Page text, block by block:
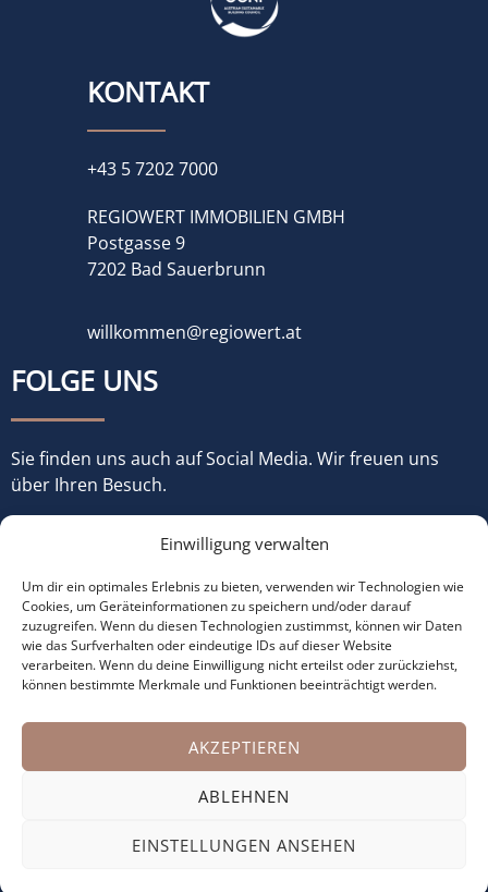
Einwilligung verwalten
Um dir ein optimales Erlebnis zu bieten, verwenden wir Technologien wie
Cookies, um Geräteinformationen zu speichern und/oder darauf
zuzugreifen. Wenn du diesen Technologien zustimmst, können wir Daten
wie das Surfverhalten oder eindeutige IDs auf dieser Website
verarbeiten. Wenn du deine Einwilligung nicht erteilst oder zurückziehst,
können bestimmte Merkmale und Funktionen beeinträchtigt werden.
AKZEPTIEREN
ABLEHNEN
EINSTELLUNGEN ANSEHEN
KONTAKT
+43 5 7202 7000
REGIOWERT IMMOBILIEN GMBH
Postgasse 9
7202 Bad Sauerbrunn
willkommen@regiowert.at
FOLGE UNS
Sie finden uns auch auf Social Media. Wir freuen uns
über Ihren Besuch.
Datenschutz